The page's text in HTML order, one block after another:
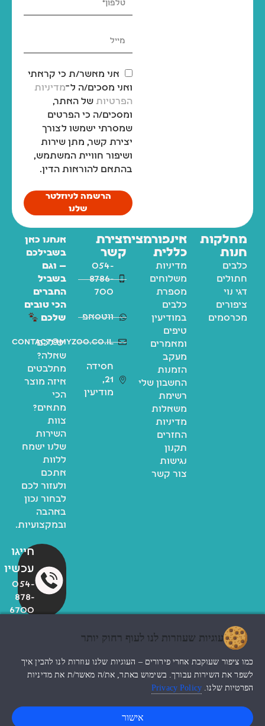
אני מאשר/ת כי קראתי
ואני מסכים/ה ל־מדיניות
הפרטיות של האתר,
ומסכים/ה כי הפרטים
שמסרתי ישמשו לצורך
יצירת קשר, מתן שירות
ושיפור חוויית המשתמש,
בהתאם להוראות הדין.
הרשמה לניוזלטר
שלנו
מחלקות
חנות
כלבים
חתולים
דגי נוי
ציפורים
מכרסמים
אינפורמציה
כללית
מדיניות
משלוחים
מספרת
כלבים
במודיעין
טיפים
ומאמרים
מעקב
הזמנות
החשבון שלי
רשימת
משאלות
מדיניות
החזרים
תקנון
נגישות
צור קשר
יצירת
קשר
054-
8786-
700
ווטסאפ
contact@myzoo.co.il
חסידה
21,
מודיעין
אנחנו כאן
בשבילכם
— וגם
בשביל
החברים
הכי טובים
שלכם
יש לכם
שאלה?
מתלבטים
איזה מוצר
הכי
מתאים?
צוות
השירות
שלנו ישמח
ללוות
אתכם
ולעזור לכם
לבחור נכון
באהבה
ובמקצועיות.
חייגו
עכשיו
054-
878-
6700
© כל הזכויות שמורות לzoo
החנות שלי
עיצוב האתר ndesign
עוגיות שעוזרות לנו לעוף רחוק יותר
כמו ציפור שעוקבת אחרי פירורים – העוגיות שלנו עוזרות לנו להבין איך
לשפר את השירות עבורך. בשימוש באתר, את/ה מאשר/ת את מדיניות
הפרטיות שלנו. Privacy Policy
אישור